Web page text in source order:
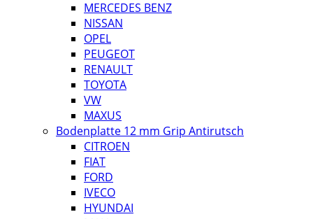
MERCEDES BENZ
NISSAN
OPEL
PEUGEOT
RENAULT
TOYOTA
VW
MAXUS
Bodenplatte 12 mm Grip Antirutsch
CITROEN
FIAT
FORD
IVECO
HYUNDAI